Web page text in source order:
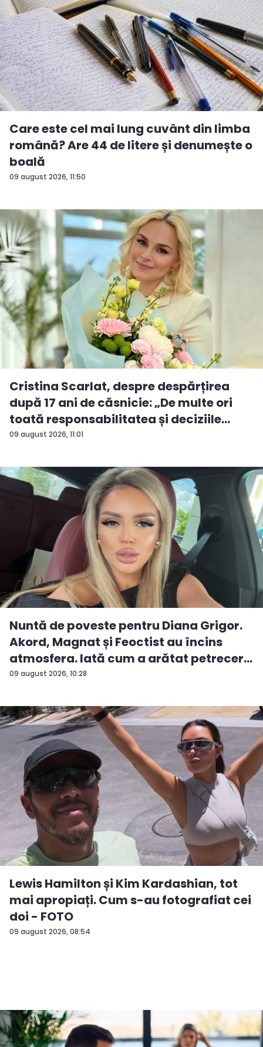
09 august 2026, 11:50
Care este cel mai lung cuvânt din limba
română? Are 44 de litere și denumește o
boală
09 august 2026, 11:01
Cristina Scarlat, despre despărțirea
după 17 ani de căsnicie: „De multe ori
toată responsabilitatea și deciziile
erau...
09 august 2026, 10:28
Nuntă de poveste pentru Diana Grigor.
Akord, Magnat și Feoctist au încins
atmosfera. Iată cum a arătat petrecer...
09 august 2026, 08:54
Lewis Hamilton și Kim Kardashian, tot
mai apropiați. Cum s-au fotografiat cei
doi - FOTO